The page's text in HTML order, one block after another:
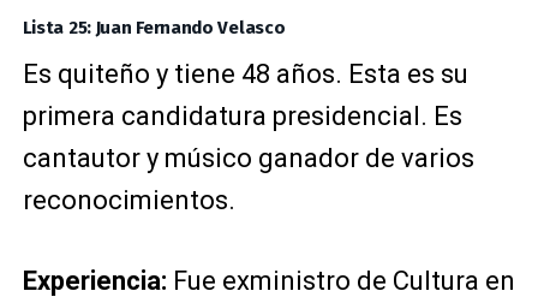
Lista 25: Juan Fernando Velasco
Es quiteño y tiene 48 años. Esta es su
primera candidatura presidencial. Es
cantautor y músico ganador de varios
reconocimientos.
Experiencia: Fue exministro de Cultura en